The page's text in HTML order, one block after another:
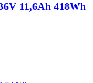
11,6Ah 418Wh